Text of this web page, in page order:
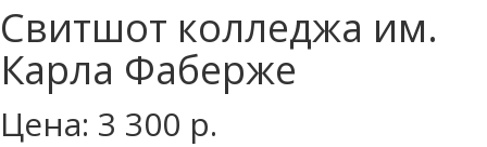
Свитшот колледжа им.
Карла Фаберже
Цена: 3 300 р.